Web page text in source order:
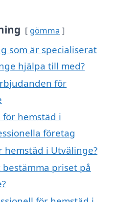
gömma
som är specialiserat
hjälpa till med?
för
hemstäd i
företag
hemstäd i Utvälinge?
priset på